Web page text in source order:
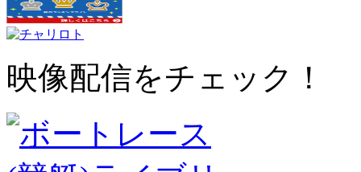
映像配信をチェック！